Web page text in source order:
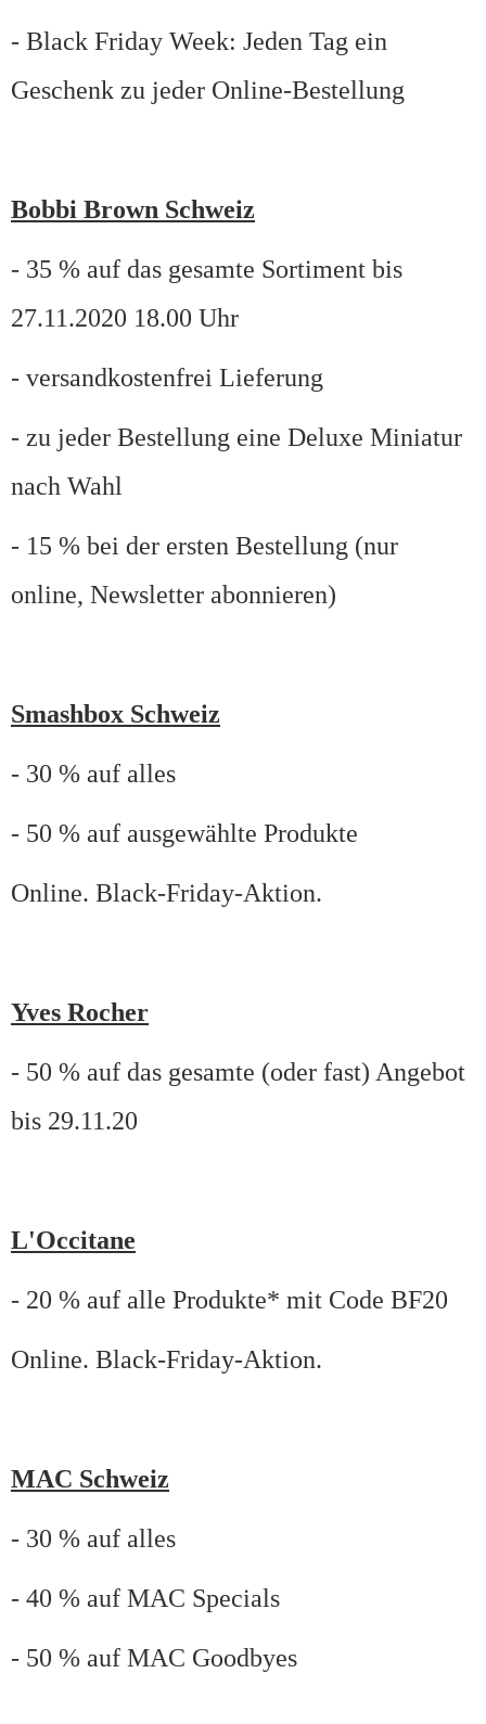
- Black Friday Week: Jeden Tag ein
Geschenk zu jeder Online-Bestellung
Bobbi Brown Schweiz
- 35 % auf das gesamte Sortiment bis
27.11.2020 18.00 Uhr
- versandkostenfrei Lieferung
- zu jeder Bestellung eine Deluxe Miniatur
nach Wahl
- 15 % bei der ersten Bestellung (nur
online, Newsletter abonnieren)
Smashbox Schweiz
- 30 % auf alles
- 50 % auf ausgewählte Produkte
Online. Black-Friday-Aktion.
Yves Rocher
- 50 % auf das gesamte (oder fast) Angebot
bis 29.11.20
L'Occitane
- 20 % auf alle Produkte* mit Code BF20
Online. Black-Friday-Aktion.
MAC Schweiz
- 30 % auf alles
- 40 % auf MAC Specials
- 50 % auf MAC Goodbyes